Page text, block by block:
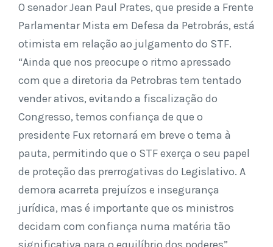
O senador Jean Paul Prates, que preside a Frente
Parlamentar Mista em Defesa da Petrobrás, está
otimista em relação ao julgamento do STF.
“Ainda que nos preocupe o ritmo apressado
com que a diretoria da Petrobras tem tentado
vender ativos, evitando a fiscalização do
Congresso, temos confiança de que o
presidente Fux retornará em breve o tema à
pauta, permitindo que o STF exerça o seu papel
de proteção das prerrogativas do Legislativo. A
demora acarreta prejuízos e insegurança
jurídica, mas é importante que os ministros
decidam com confiança numa matéria tão